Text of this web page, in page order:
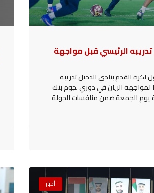
الرئيسي قبل مواجهة
لكرة القدم بنادي الدحيل تدريبه
لمواجهة الريان في دوري نجوم بنك
يوم الجمعة ضمن منافسات الجولة
أخبار